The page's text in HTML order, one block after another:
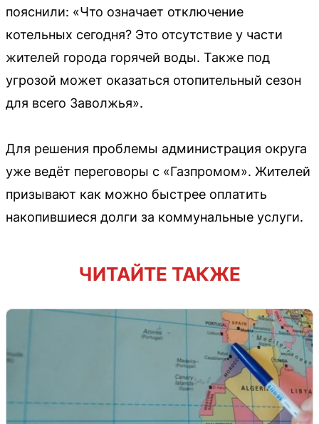
пояснили: «Что означает отключение
котельных сегодня? Это отсутствие у части
жителей города горячей воды. Также под
угрозой может оказаться отопительный сезон
для всего Заволжья».
Для решения проблемы администрация округа
уже ведёт переговоры с «Газпромом». Жителей
призывают как можно быстрее оплатить
накопившиеся долги за коммунальные услуги.
ЧИТАЙТЕ ТАКЖЕ